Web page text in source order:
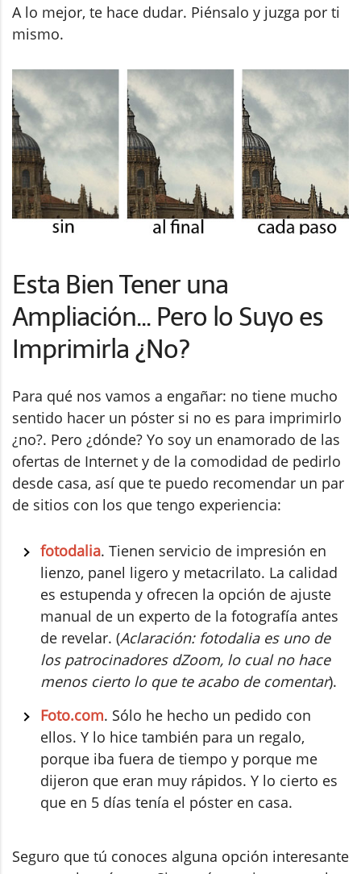
A lo mejor, te hace dudar. Piénsalo y juzga por ti
mismo.
Esta Bien Tener una
Ampliación... Pero lo Suyo es
Imprimirla ¿No?
Para qué nos vamos a engañar: no tiene mucho
sentido hacer un póster si no es para imprimirlo
¿no?. Pero ¿dónde? Yo soy un enamorado de las
ofertas de Internet y de la comodidad de pedirlo
desde casa, así que te puedo recomendar un par
de sitios con los que tengo experiencia:
fotodalia. Tienen servicio de impresión en
lienzo, panel ligero y metacrilato. La calidad
es estupenda y ofrecen la opción de ajuste
manual de un experto de la fotografía antes
de revelar. (Aclaración: fotodalia es uno de
los patrocinadores dZoom, lo cual no hace
menos cierto lo que te acabo de comentar).
Foto.com. Sólo he hecho un pedido con
ellos. Y lo hice también para un regalo,
porque iba fuera de tiempo y porque me
dijeron que eran muy rápidos. Y lo cierto es
que en 5 días tenía el póster en casa.
Seguro que tú conoces alguna opción interesante